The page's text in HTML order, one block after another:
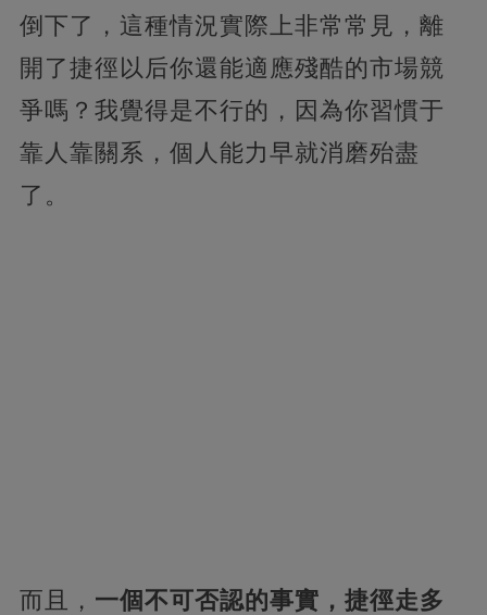
倒下了，這種情況實際上非常常見，離
開了捷徑以后你還能適應殘酷的市場競
爭嗎？我覺得是不行的，因為你習慣于
靠人靠關系，個人能力早就消磨殆盡
了。
而且， 一個不可否認的事實，捷徑走多